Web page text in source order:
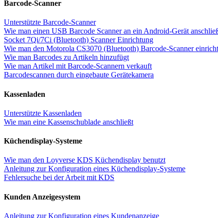
Barcode-Scanner
Unterstützte Barcode-Scanner
Wie man einen USB Barcode Scanner an ein Android-Gerät
Socket 7Qi/7Ci (Bluetooth) Scanner Einrichtung
Wie man den Motorola CS3070 (Bluetooth) Barcode-Scanner
Wie man Barcodes zu Artikeln hinzufügt
Wie man Artikel mit Barcode-Scannern verkauft
Barcodescannen durch eingebaute Gerätekamera
Kassenladen
Unterstützte Kassenladen
Wie man eine Kassenschublade anschließt
Küchendisplay-Systeme
Wie man den Loyverse KDS Küchendisplay benutzt
Anleitung zur Konfiguration eines Küchendisplay-Systeme
Fehlersuche bei der Arbeit mit KDS
Kunden Anzeigesystem
Anleitung zur Konfiguration eines Kundenanzeige